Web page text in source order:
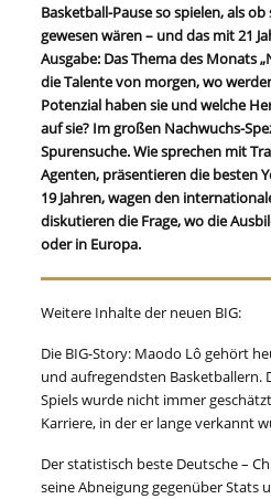
Basketball-Pause so spielen, als
gewesen wären – und das mit 21
Ausgabe: Das Thema des Monats
die Talente von morgen, wo
Potenzial haben sie und welche
auf sie? Im großen Nachwuchs-
Spurensuche. Wie sprechen mit
Agenten, präsentieren die besten
19 Jahren, wagen den
diskutieren die Frage, wo die
oder in Europa.
Weitere Inhalte der neuen BIG:
Die BIG-Story: Maodo Lô gehört
und aufregendsten Basketballern.
Spiels wurde nicht immer
Karriere, in der er lange verkannt
Der statistisch beste Deutsche –
seine Abneigung gegenüber Stats